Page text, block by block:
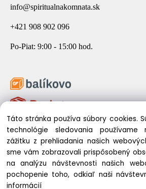
info@spiritualnakomnata.sk
+421 908 902 096
Po-Piat: 9:00 - 15:00 hod.
© 2026 Spirituálna Komnata. Všetky
Táto stránka používa súbory cookies.
technológie sledovania používame
zážitku z prehliadania našich
sme vám zobrazovali prispôsobený
na analýzu návštevnosti našich
pochopenie toho, odkiaľ naši
informácií